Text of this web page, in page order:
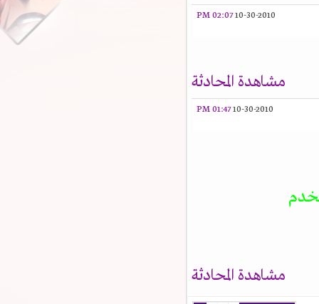
10-30-2010
02:07 PM
مشاهدة المحادثة
10-30-2010
01:47 PM
مشاهدة المحادثة